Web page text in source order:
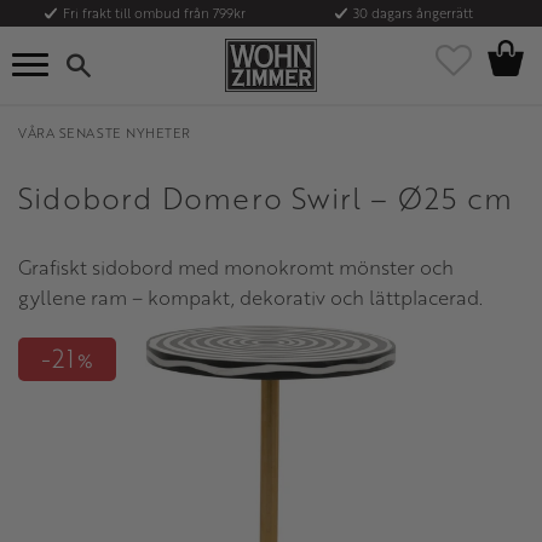
Meny
Fri frakt till ombud från 799kr 30 dagars ångerrätt
Favoriter
VÅRA SENASTE NYHETER
Sidobord Domero Swirl – Ø25 cm
Grafiskt sidobord med monokromt mönster och
gyllene ram – kompakt, dekorativ och lättplacerad.
21 %